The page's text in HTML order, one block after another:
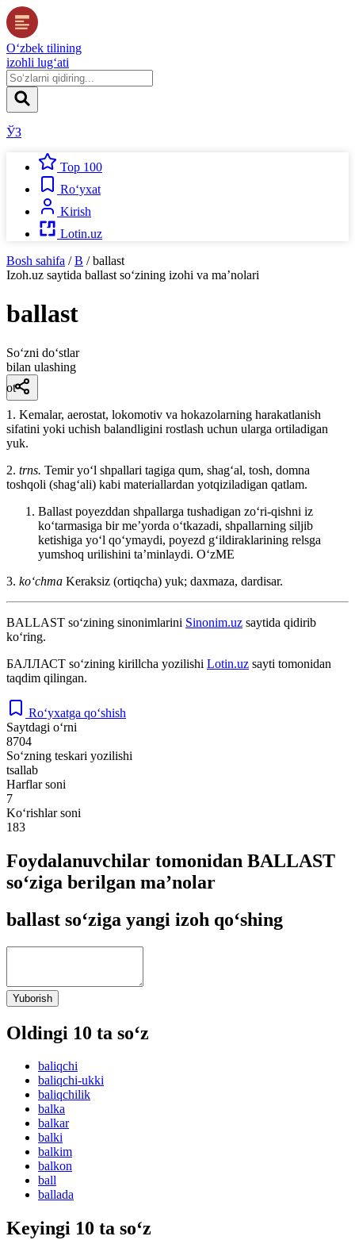
O‘zbek tilining
izohli lug‘ati
ЎЗ
Top 100
Ro‘yxat
Kirish
Lotin.uz
Bosh sahifa / B / ballast
Izoh.uz saytida ballast so‘zining izohi va ma’nolari
ballast
So‘zni do‘stlar
bilan ulashing
ot
1. Kemalar, aerostat, lokomotiv va hokazolarning harakatlanish
sifatini yoki uchish balandligini rostlash uchun ularga ortiladigan
yuk.
2. trns. Temir yoʻl shpallari tagiga qum, shagʻal, tosh, domna
toshqoli (shagʻali) kabi materiallardan yotqiziladigan qatlam.
Ballast poyezddan shpallarga tushadigan zoʻri-qishni iz
koʻtarmasiga bir meʼyorda oʻtkazadi, shpallarning siljib
ketishiga yoʻl qoʻymaydi, poyezd gʻildiraklarining relsga
yumshoq urilishini taʼminlaydi. OʻzME
3. koʻchma Keraksiz (ortiqcha) yuk; daxmaza, dardisar.
BALLAST so‘zining sinonimlarini Sinonim.uz saytida qidirib
ko‘ring.
БАЛЛАСТ so‘zining kirillcha yozilishi Lotin.uz sayti tomonidan
taqdim qilingan.
Ro‘yxatga qo‘shish
Saytdagi o‘rni
8704
So‘zning teskari yozilishi
tsallab
Harflar soni
7
Ko‘rishlar soni
183
Foydalanuvchilar tomonidan BALLAST
so‘ziga berilgan ma’nolar
ballast so‘ziga yangi izoh qo‘shing
Yuborish
Oldingi 10 ta so‘z
baliqchi
baliqchi-ukki
baliqchilik
balka
balkar
balki
balkim
balkon
ball
ballada
Keyingi 10 ta so‘z